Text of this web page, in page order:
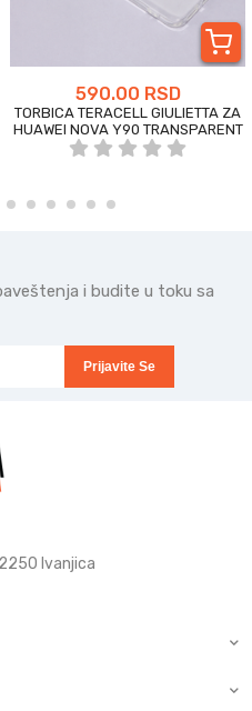
590.00 RSD
TORBICA TERACELL GIULIETTA ZA
HUAWEI NOVA Y90 TRANSPARENT
i budite u toku sa
Prijavite Se
Ivanjica